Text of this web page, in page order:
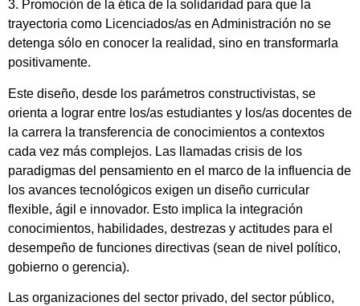
3. Promoción de la ética de la solidaridad para que la
trayectoria como Licenciados/as en Administración no se
detenga sólo en conocer la realidad, sino en transformarla
positivamente.
Este diseño, desde los parámetros constructivistas, se
orienta a lograr entre los/as estudiantes y los/as docentes de
la carrera la transferencia de conocimientos a contextos
cada vez más complejos. Las llamadas crisis de los
paradigmas del pensamiento en el marco de la influencia de
los avances tecnológicos exigen un diseño curricular
flexible, ágil e innovador. Esto implica la integración
conocimientos, habilidades, destrezas y actitudes para el
desempeño de funciones directivas (sean de nivel político,
gobierno o gerencia).
Las organizaciones del sector privado, del sector público,